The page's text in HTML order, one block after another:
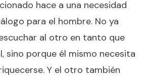
hace a una necesidad
para el hombre. No ya
al otro en tanto que
sino porque él mismo necesita
Y el otro también